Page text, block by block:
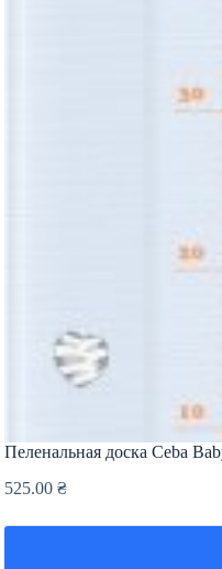
Пеленальная доска Ceba
525.00 ₴